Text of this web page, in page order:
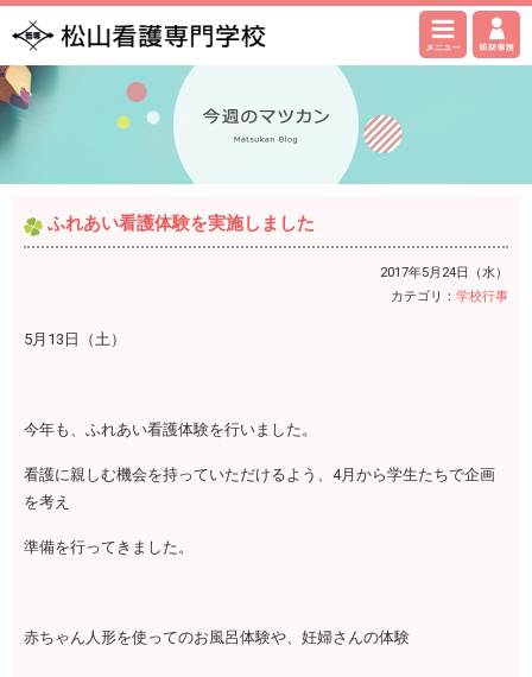
ふれあい看護体験を実施しました
2017年5月24日（水）
カテゴリ： 学校行事
5月13日（土）
今年も、ふれあい看護体験を行いました。
看護に親しむ機会を持っていただけるよう、4月から学生たちで企画
を考え
準備を行ってきました。
赤ちゃん人形を使ってのお風呂体験や、妊婦さんの体験